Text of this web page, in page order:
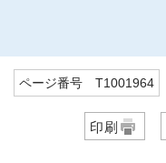
ページ番号 T1001964
印刷